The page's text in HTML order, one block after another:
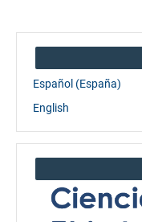
Español (España)
English